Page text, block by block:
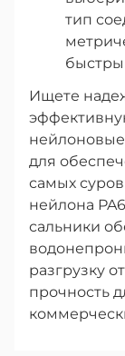
тип
Ищете
для
самых
нейлона
сальники
разгрузку
прочность